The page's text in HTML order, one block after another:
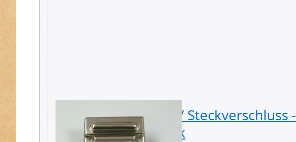
Mappenverschluss / Steckverschluss -
3,5cm breit - 1 Stück